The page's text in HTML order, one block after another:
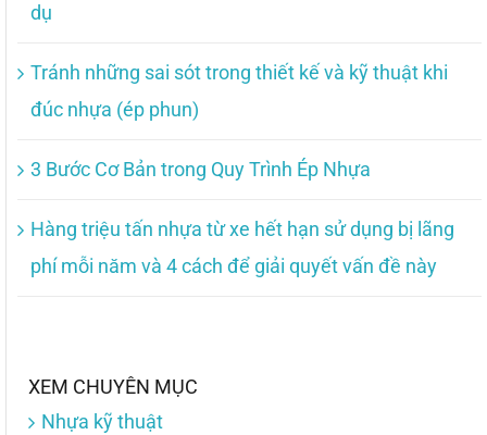
dụ
Tránh những sai sót trong thiết kế và kỹ thuật khi
đúc nhựa (ép phun)
3 Bước Cơ Bản trong Quy Trình Ép Nhựa
Hàng triệu tấn nhựa từ xe hết hạn sử dụng bị lãng
phí mỗi năm và 4 cách để giải quyết vấn đề này
XEM CHUYÊN MỤC
Nhựa kỹ thuật